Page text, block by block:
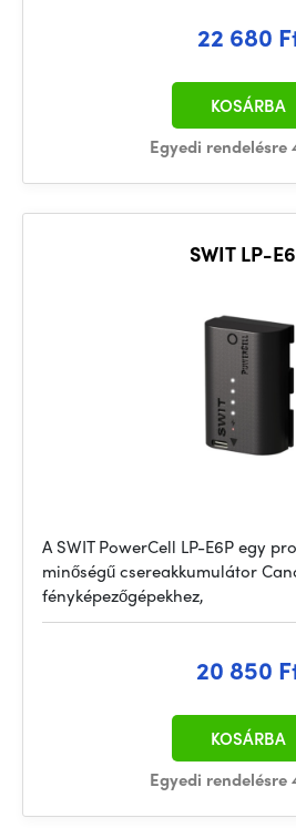
22 680
Egyedi rendelésre
KOSÁRBA
SWIT LP-
A SWIT PowerCell LP-E6P egy
minőségű csereakkumulátor
fényképezőgépekhez,
20 850
Egyedi rendelésre
KOSÁRBA